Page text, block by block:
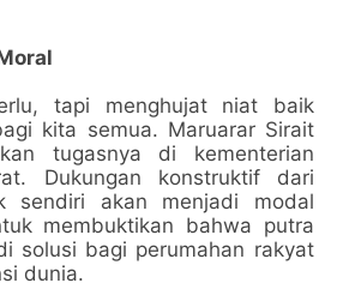
tapi menghujat niat baik
kita semua. Maruarar Sirait
tugasnya di kementerian
Dukungan konstruktif dari
sendiri akan menjadi modal
membuktikan bahwa putra
solusi bagi perumahan rakyat
dunia.